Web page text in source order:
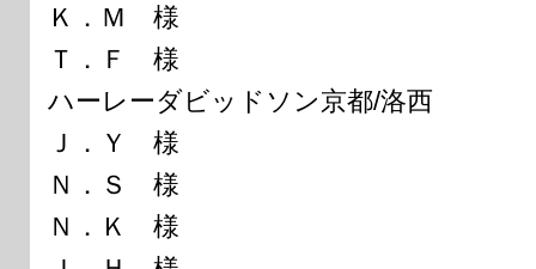
Ｋ．Ｍ 様
Ｔ．Ｆ 様
ハーレーダビッドソン京都/洛西
Ｊ．Ｙ 様
Ｎ．Ｓ 様
Ｎ．Ｋ 様